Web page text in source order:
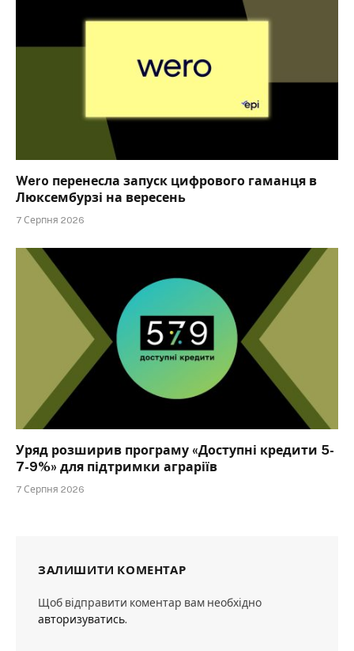
Wero перенесла запуск цифрового гаманця в
Люксембурзі на вересень
7 Серпня 2026
Уряд розширив програму «Доступні кредити 5-
7-9%» для підтримки аграріїв
7 Серпня 2026
ЗАЛИШИТИ КОМЕНТАР
Щоб відправити коментар вам необхідно
авторизуватись.